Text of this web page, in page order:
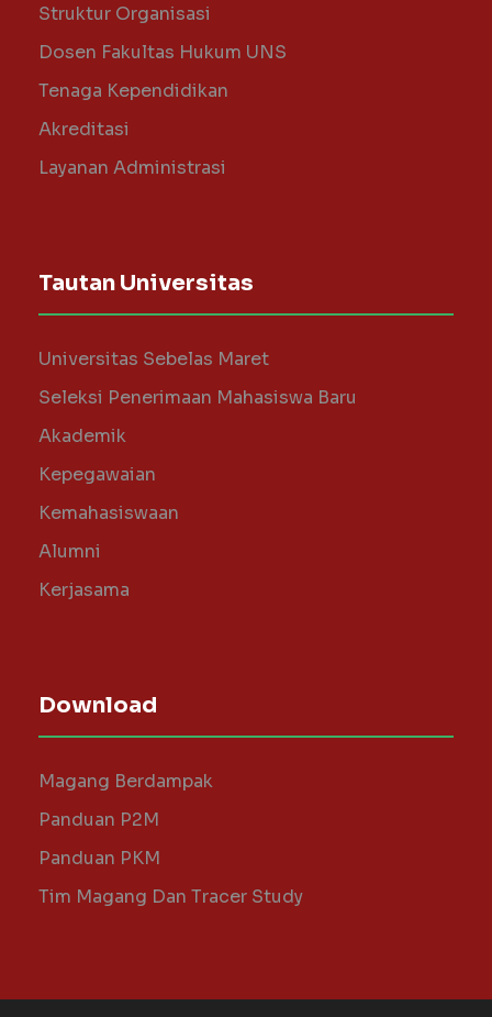
Struktur Organisasi
Dosen Fakultas Hukum UNS
Tenaga Kependidikan
Akreditasi
Layanan Administrasi
Tautan Universitas
Universitas Sebelas Maret
Seleksi Penerimaan Mahasiswa Baru
Akademik
Kepegawaian
Kemahasiswaan
Alumni
Kerjasama
Download
Magang Berdampak
Panduan P2M
Panduan PKM
Tim Magang Dan Tracer Study